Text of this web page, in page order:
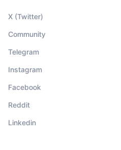
X (Twitter)
Community
Telegram
Instagram
Facebook
Reddit
Linkedin